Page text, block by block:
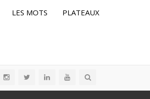
LES MOTS PLATEAUX